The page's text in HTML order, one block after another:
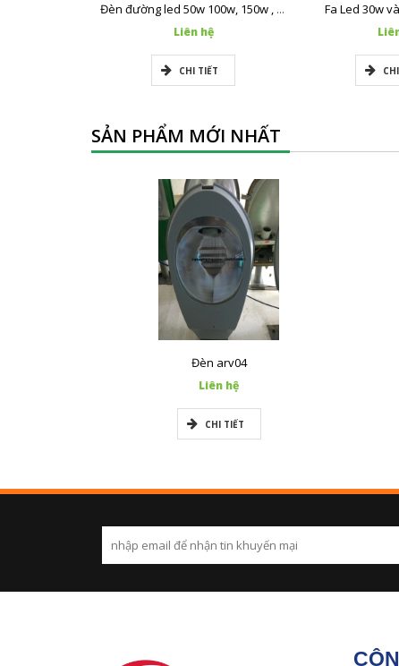
Đèn đường led 50w 100w, 150w , 200w, 250w
Liên hệ
CHI TIẾT
Fa Led 30w
SẢN PHẨM MỚI NHẤT
Đèn arv04
Liên hệ
CHI TIẾT